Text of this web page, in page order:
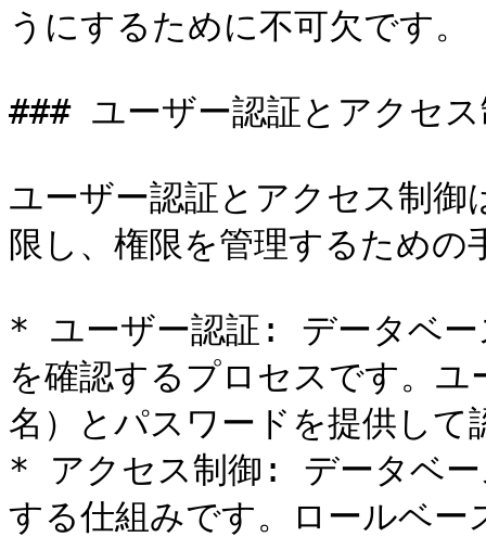
うにするために不可欠です。
### ユーザー認証とアクセ
ユーザー認証とアクセス制
限し、権限を管理するための
* ユーザー認証: データベー
を確認するプロセスです。
名）とパスワードを提供して
* アクセス制御: データベー
する仕組みです。ロールベ